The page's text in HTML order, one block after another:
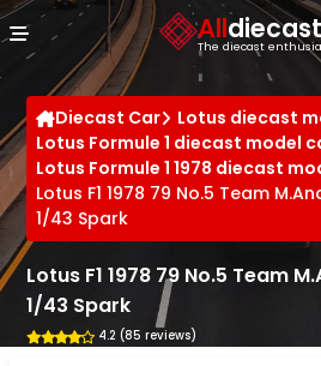
All
The diecast
Diecast Car
Lotus diecast
Lotus Formule 1 diecast model
Lotus Formule 1 1978 diecast
Lotus F1 1978 79 No.5 Team
1/43 Spark
Lotus F1 1978 79 No.5 Team
1/43 Spark
4.2 (85 reviews)
Cookies management panel